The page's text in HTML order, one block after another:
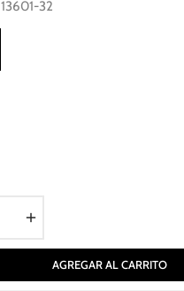
13601-32
AGREGAR AL CARRITO